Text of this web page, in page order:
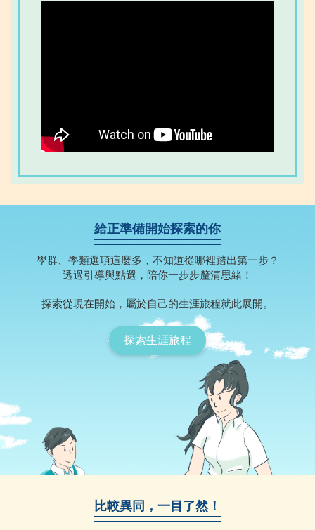
給正準備開始探索的你
學群、學類選項這麼多，不知道從哪裡踏出第一步？
透過引導與點選，陪你一步步釐清思緒！
探索從現在開始，屬於自己的生涯旅程就此展開。
探索生涯旅程
比較異同，一目了然！